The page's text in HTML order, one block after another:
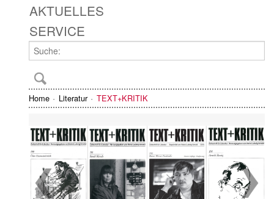
AKTUELLES
SERVICE
Home Literatur TEXT+KRITIK